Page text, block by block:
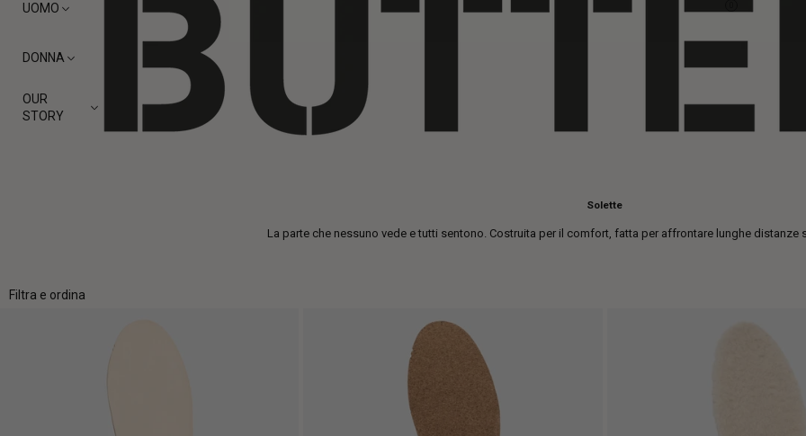
UOMO
DONNA
OUR
STORY
Solette
La parte che nessuno vede e tutti sentono. Costruita per il comfort, fatta per affrontare lunghe distanze
Filtra e ordina